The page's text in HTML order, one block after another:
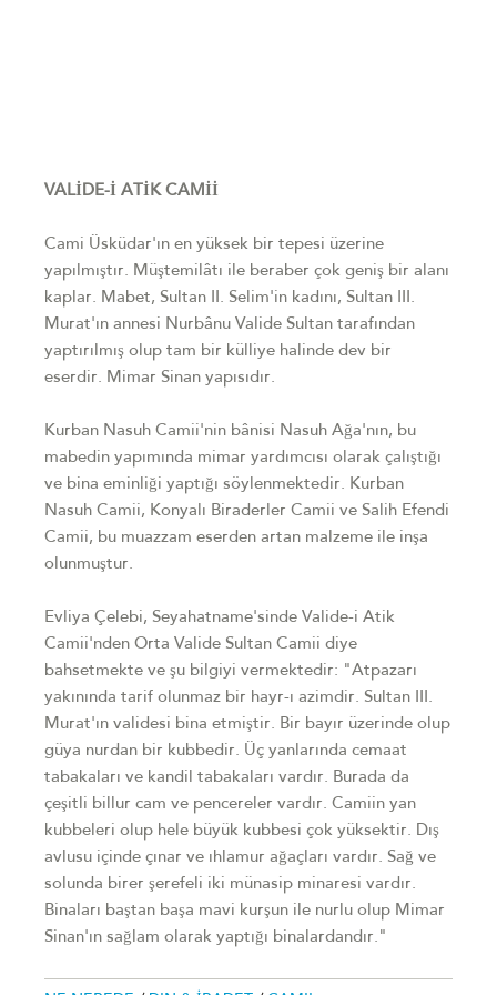
VALİDE-İ ATİK CAMİİ
Cami Üsküdar'ın en yüksek bir tepesi üzerine
yapılmıştır. Müştemilâtı ile beraber çok geniş bir alanı
kaplar. Mabet, Sultan II. Selim'in kadını, Sultan III.
Murat'ın annesi Nurbânu Valide Sultan tarafından
yaptırılmış olup tam bir külliye halinde dev bir
eserdir. Mimar Sinan yapısıdır.
Kurban Nasuh Camii'nin bânisi Nasuh Ağa'nın, bu
mabedin yapımında mimar yardımcısı olarak çalıştığı
ve bina eminliği yaptığı söylenmektedir. Kurban
Nasuh Camii, Konyalı Biraderler Camii ve Salih Efendi
Camii, bu muazzam eserden artan malzeme ile inşa
olunmuştur.
Evliya Çelebi, Seyahatname'sinde Valide-i Atik
Camii'nden Orta Valide Sultan Camii diye
bahsetmekte ve şu bilgiyi vermektedir: "Atpazarı
yakınında tarif olunmaz bir hayr-ı azimdir. Sultan III.
Murat'ın validesi bina etmiştir. Bir bayır üzerinde olup
güya nurdan bir kubbedir. Üç yanlarında cemaat
tabakaları ve kandil tabakaları vardır. Burada da
çeşitli billur cam ve pencereler vardır. Camiin yan
kubbeleri olup hele büyük kubbesi çok yüksektir. Dış
avlusu içinde çınar ve ıhlamur ağaçları vardır. Sağ ve
solunda birer şerefeli iki münasip minaresi vardır.
Binaları baştan başa mavi kurşun ile nurlu olup Mimar
Sinan'ın sağlam olarak yaptığı binalardandır."